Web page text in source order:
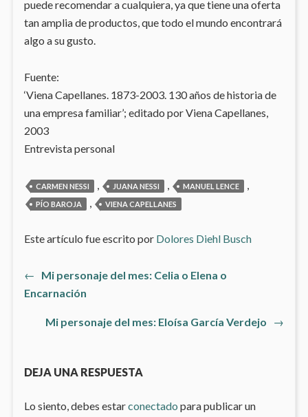
puede recomendar a cualquiera, ya que tiene una oferta
tan amplia de productos, que todo el mundo encontrará
algo a su gusto.
Fuente:
‘Viena Capellanes. 1873-2003. 130 años de historia de
una empresa familiar’; editado por Viena Capellanes,
2003
Entrevista personal
CARMEN NESSI JUANA NESSI MANUEL LENCE
PÍO BAROJA VIENA CAPELLANES
Este artículo fue escrito por Dolores Diehl Busch
Navegación
←
Artículo
anterior:
Mi personaje del mes: Celia o Elena o
Encarnación
Mi personaje del mes: Eloísa García Verdejo Artículo
→
DEJA UNA RESPUESTA
Lo siento, debes estarconectado para publicar un